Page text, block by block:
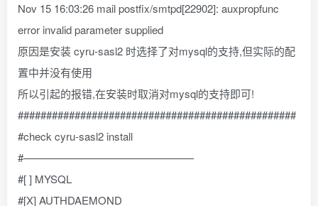
Nov 15 16:03:26 mail postfix/smtpd[22902]: auxpropfunc
error invalid parameter supplied
原因是安装 cyru-sasl2 时选择了对mysql的支持,但实际的配
置中并没有使用
所以引起的报错,在安装时取消对mysql的支持即可!
#################################################
#check cyru-sasl2 install
#————————————————
#[ ] MYSQL
#[X] AUTHDAEMOND